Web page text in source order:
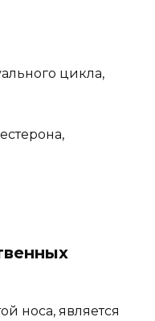
цикла,
носа, является